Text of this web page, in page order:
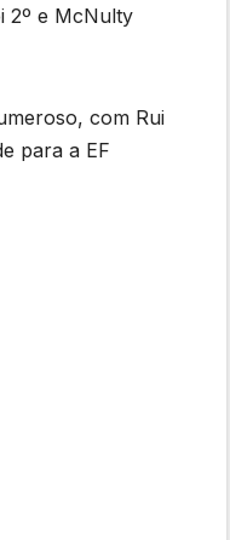
2º e McNulty
com Rui
para a EF